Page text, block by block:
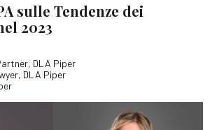
sulle Tendenze dei
2023
DLA Piper
DLA Piper